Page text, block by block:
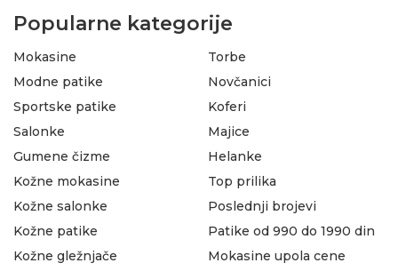
Popularne kategorije
Mokasine
Modne patike
Sportske patike
Salonke
Gumene čizme
Torbe
Novčanici
Koferi
Majice
Helanke
Kožne mokasine
Kožne salonke
Kožne patike
Kožne gležnjače
Top prilika
Poslednji brojevi
Patike od 990 do 1990 din
Mokasine upola cene